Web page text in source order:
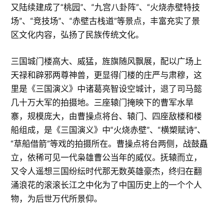
又陆续建成了“桃园”、“九宫八卦阵”、“火烧赤壁特技
场”、“竞技场”、“赤壁古栈道”等景点，丰富充实了景
区文化内容，弘扬了民族传统文化。
三国城门楼高大、威猛，旌旗随风飘展，配以广场上
天禄和辟邪两尊神兽，更显得门楼的庄严与肃穆，这
里是《三国演义》中诸葛亮智设空城计，退了司马懿
几十万大军的拍摄地。三座辕门掩映下的曹军水旱
寨，规模庞大，由曹操点将台、辕门、四座敌楼和楼
船组成，是《三国演义》中“火烧赤壁”、“横槊赋诗”、
“草船借箭”等戏的拍摄所在。曹操点将台两侧，战鼓矗
立，依稀可见一代枭雄曹公当年的威仪。抚辕而立，
又令人遥想三国纷纭时代那无数英雄豪杰，终归在翻
涌浪花的滚滚长江之中化为了中国历史上的一个个人
物，为后世万代所景仰。